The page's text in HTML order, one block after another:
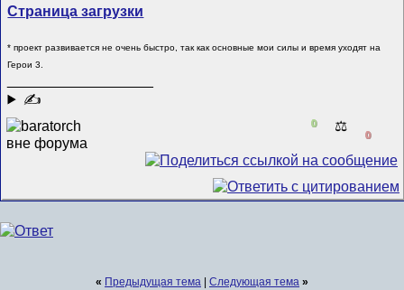
Страница загрузки
* проект развивается не очень быстро, так как основные мои силы и время уходят на
Герои 3.
✍
0 ⚖️
0
« Предыдущая тема Следующая тема »